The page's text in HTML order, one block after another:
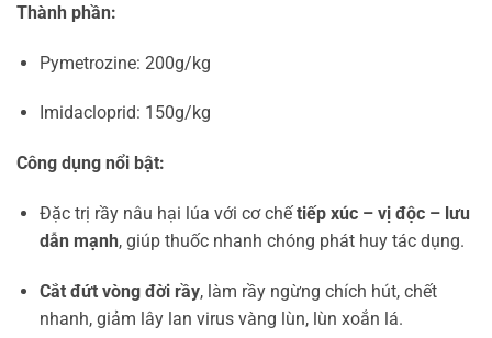
Thành phần:
Pymetrozine: 200g/kg
Imidacloprid: 150g/kg
Công dụng nổi bật:
Đặc trị rầy nâu hại lúa với cơ chếtiếp xúc – vị độc – lưu
dẫn mạnh, giúp thuốc nhanh chóng phát huy tác dụng.
Cắt đứt vòng đời rầy, làm rầy ngừng chích hút, chết
nhanh, giảm lây lan virus vàng lùn, lùn xoắn lá.